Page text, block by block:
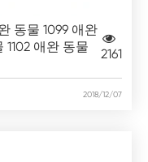
동물 1099 애완
1102 애완 동물
2161
2018/12/07